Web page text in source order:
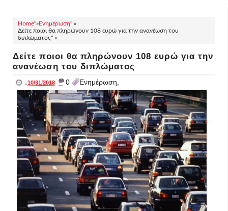
Home"»Ενημέρωση" »
Δείτε ποιοι θα πληρώνουν 108 ευρώ για την ανανέωση του
διπλώματος" »
Δείτε ποιοι θα πληρώνουν 108 ευρώ για την
ανανέωση του διπλώματος
..10/31/2018 _ 0 Ενημέρωση,